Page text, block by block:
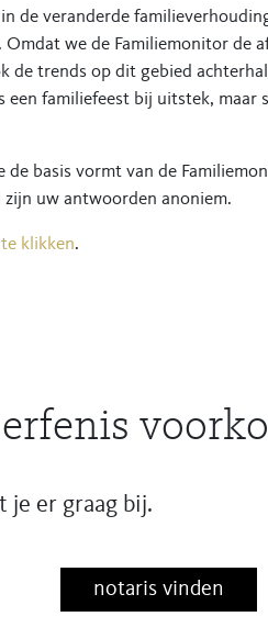
de veranderde
we de Familiemonitor de
de trends op dit gebied
familiefeest bij uitstek, maar
de basis vormt van de
zijn uw antwoorden anoniem.
klikken.
je er graag bij.
notaris vinden